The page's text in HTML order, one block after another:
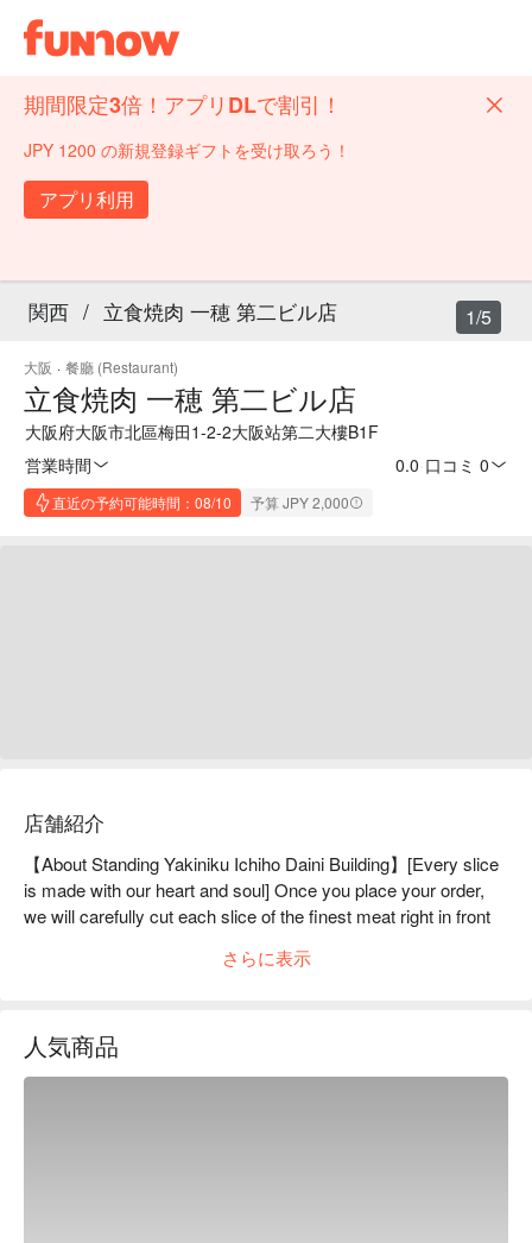
期間限定3倍！アプリDLで割引！
JPY 1200 の新規登録ギフトを受け取ろう！
アプリ利用
関西 / 立食焼肉 一穂 第二ビル店
大阪 · 餐廳 (Restaurant)
立食焼肉 一穂 第二ビル店
大阪府大阪市北區梅田1-2-2大阪站第二大樓B1F
営業時間
0.0 口コミ 0
直近の予約可能時間：08/10 予算 JPY 2,000
1/5
店舗紹介
【About Standing Yakiniku Ichiho Daini Building】[Every slice
is made with our heart and soul] Once you place your order,
we will carefully cut each slice of the finest meat right in front
change the special meat on the wooden menu! Therefore, you
your order, so you can enjoy the deliciousness of each piece!
You can also order just one piece, so even if you are alone or
さらに表示
人気商品